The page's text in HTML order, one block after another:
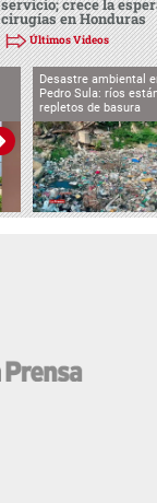
servicio; crece la
cirugías en Honduras
Últimos Videos
Desastre ambiental
Pedro Sula: ríos
repletos de basura